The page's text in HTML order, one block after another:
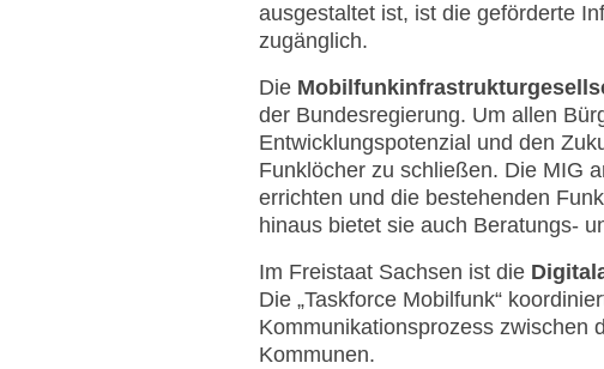
ausgestaltet ist, ist die geförderte
zugänglich.
Die
der Bundesregierung. Um allen
Entwicklungspotenzial und den
Funklöcher zu schließen. Die MIG
errichten und die bestehenden
hinaus bietet sie auch Beratungs-
Im Freistaat Sachsen ist die
Die „Taskforce Mobilfunk“
Kommunikationsprozess zwischen
Kommunen.